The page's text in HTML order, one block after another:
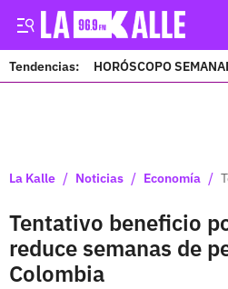
Tendencias: HORÓSCOPO
La Kalle / Noticias / Economía /
Tentativo beneficio
reduce semanas de
Colombia